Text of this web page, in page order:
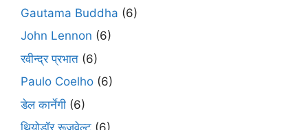
Gautama Buddha (6)
John Lennon (6)
रवीन्द्र प्रभात (6)
Paulo Coelho (6)
डेल कार्नेगी (6)